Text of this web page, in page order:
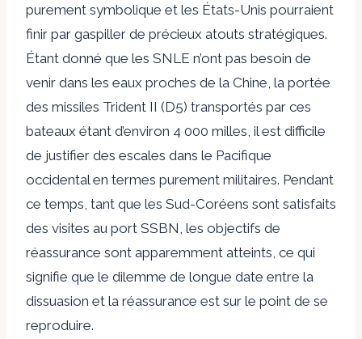
purement symbolique et les États-Unis pourraient
finir par gaspiller de précieux atouts stratégiques.
Étant donné que les SNLE n’ont pas besoin de
venir dans les eaux proches de la Chine, la portée
des missiles Trident II (D5) transportés par ces
bateaux étant d’environ 4 000 milles, il est difficile
de justifier des escales dans le Pacifique
occidental en termes purement militaires. Pendant
ce temps, tant que les Sud-Coréens sont satisfaits
des visites au port SSBN, les objectifs de
réassurance sont apparemment atteints, ce qui
signifie que le dilemme de longue date entre la
dissuasion et la réassurance est sur le point de se
reproduire.